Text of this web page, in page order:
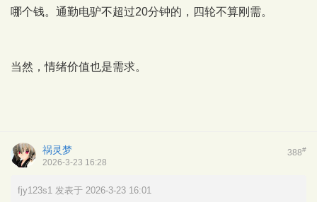
哪个钱。通勤电驴不超过20分钟的，四轮不算刚需。
当然，情绪价值也是需求。
388#
祸灵梦
2026-3-23 16:28
fjy123s1 发表于 2026-3-23 16:01